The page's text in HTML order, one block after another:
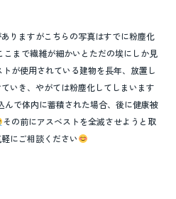
りますがこちらの写真はすでに粉塵化
こまで繊維が細かいとただの埃にしか見
トが使用されている建物を長年、放置し
いき、やがては粉塵化してしまいます
んで体内に蓄積された場合、後に健康被
その前にアスベストを全滅させようと取
にご相談ください